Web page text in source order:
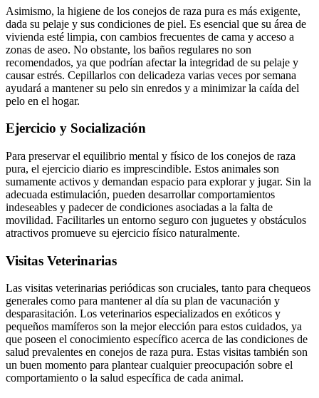
Asimismo, la higiene de los conejos de raza pura es más exigente,
dada su pelaje y sus condiciones de piel. Es esencial que su área de
vivienda esté limpia, con cambios frecuentes de cama y acceso a
zonas de aseo. No obstante, los baños regulares no son
recomendados, ya que podrían afectar la integridad de su pelaje y
causar estrés. Cepillarlos con delicadeza varias veces por semana
ayudará a mantener su pelo sin enredos y a minimizar la caída del
pelo en el hogar.
Ejercicio y Socialización
Para preservar el equilibrio mental y físico de los conejos de raza
pura, el ejercicio diario es imprescindible. Estos animales son
sumamente activos y demandan espacio para explorar y jugar. Sin la
adecuada estimulación, pueden desarrollar comportamientos
indeseables y padecer de condiciones asociadas a la falta de
movilidad. Facilitarles un entorno seguro con juguetes y obstáculos
atractivos promueve su ejercicio físico naturalmente.
Visitas Veterinarias
Las visitas veterinarias periódicas son cruciales, tanto para chequeos
generales como para mantener al día su plan de vacunación y
desparasitación. Los veterinarios especializados en exóticos y
pequeños mamíferos son la mejor elección para estos cuidados, ya
que poseen el conocimiento específico acerca de las condiciones de
salud prevalentes en conejos de raza pura. Estas visitas también son
un buen momento para plantear cualquier preocupación sobre el
comportamiento o la salud específica de cada animal.